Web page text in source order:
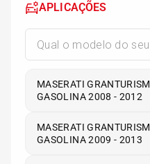
APLICAÇÕES
MASERATI
GASOLINA 2008 - 2012
MASERATI
GASOLINA 2009 - 2013